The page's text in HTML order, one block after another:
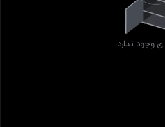
وجود ندارد